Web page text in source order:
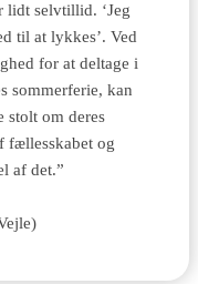
lidt selvtillid. ‘Jeg
til at lykkes’. Ved
for at deltage i
sommerferie, kan
stolt om deres
fællesskabet og
af det.”